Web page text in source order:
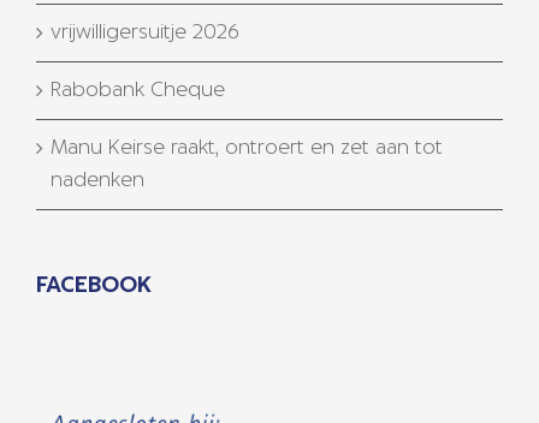
vrijwilligersuitje 2026
Rabobank Cheque
Manu Keirse raakt, ontroert en zet aan tot
nadenken
FACEBOOK